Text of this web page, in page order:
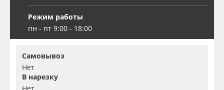
Режим работы
пн - пт 9:00 - 18:00
Самовывоз
Нет
В нарезку